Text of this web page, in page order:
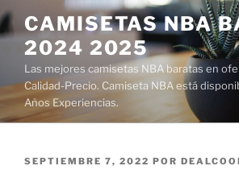
Saltar
al
contenido
CAMISETAS NBA
2024 2025
Las mejores camisetas NBA baratas en
Calidad-Precio. Camiseta NBA está
Años Experiencias.
PUBLICADO
SEPTIEMBRE 7, 2022 POR